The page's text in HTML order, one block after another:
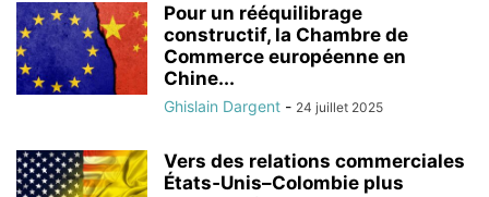
Pour un rééquilibrage
constructif, la Chambre de
Commerce européenne en
Chine...
Ghislain Dargent - 24 juillet 2025
Vers des relations commerciales
États‑Unis–Colombie plus